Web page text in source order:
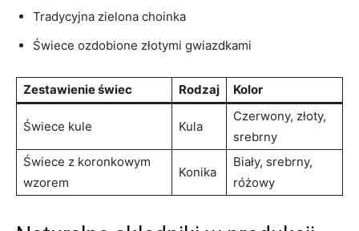
Tradycyjna zielona choinka
Świece ‌ozdobione​ złotymi⁣ gwiazdkami
Zestawienie świec Rodzaj Kolor
Świece kule Kula
Czerwony, złoty,
srebrny
Świece z koronkowym⁤
wzorem
Konika
Biały, srebrny,
‌różowy